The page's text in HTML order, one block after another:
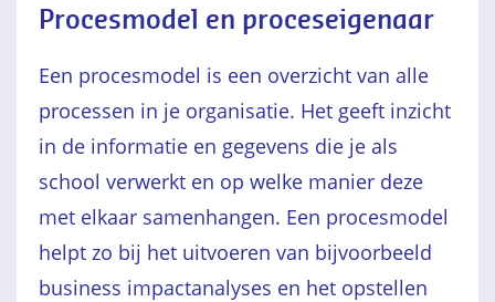
Procesmodel en proceseigenaar
Een procesmodel is een overzicht van alle
processen in je organisatie. Het geeft inzicht
in de informatie en gegevens die je als
school verwerkt en op welke manier deze
met elkaar samenhangen. Een procesmodel
helpt zo bij het uitvoeren van bijvoorbeeld
business impactanalyses en het opstellen